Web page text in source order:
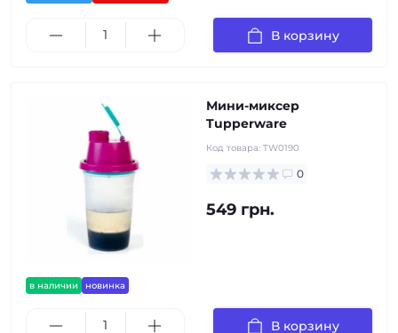
В корзину
в наличии новинка
Мини-миксер
Tupperware
Код товара: TW0190
0
549 грн.
В корзину